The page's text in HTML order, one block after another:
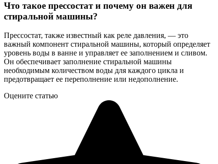
Что такое прессостат и почему он важен для
стиральной машины?
Прессостат, также известный как реле давления, — это
важный компонент стиральной машины, который определяет
уровень воды в ванне и управляет ее заполнением и сливом.
Он обеспечивает заполнение стиральной машины
необходимым количеством воды для каждого цикла и
предотвращает ее переполнение или недополнение.
Оцените статью